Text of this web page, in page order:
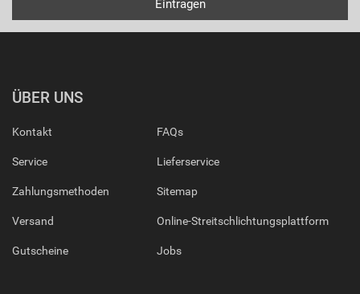
ÜBER UNS
Kontakt
Service
Zahlungsmethoden
Versand
Gutscheine
FAQs
Lieferservice
Sitemap
Online-Streitschlichtungsplattform
Jobs